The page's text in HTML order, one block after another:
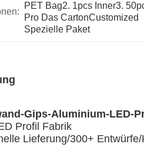
PET Bag2. 1pcs Inner3.
Pro Das CartonCustomized
Spezielle Paket
Gips-Aluminium-LED-
Profil Fabrik
Lieferung/300+